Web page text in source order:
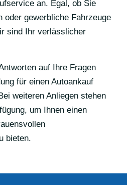
an. Egal, ob Sie
oder gewerbliche Fahrzeuge
sind Ihr verlässlicher
auf Ihre Fragen
für einen Autoankauf
weiteren Anliegen stehen
um Ihnen einen
bieten.